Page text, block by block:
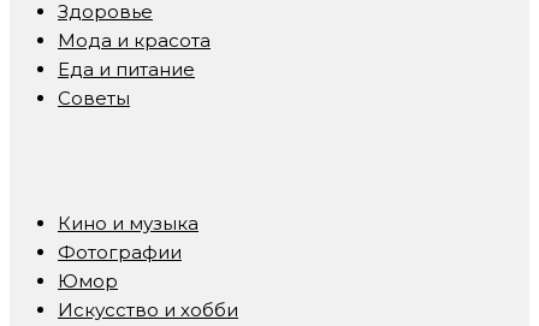
Здоровье
Мода и красота
Еда и питание
Советы
Кино и музыка
Фотографии
Юмор
Искусство и хобби